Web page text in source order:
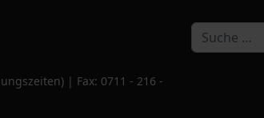
| Fax: 0711 - 216 -